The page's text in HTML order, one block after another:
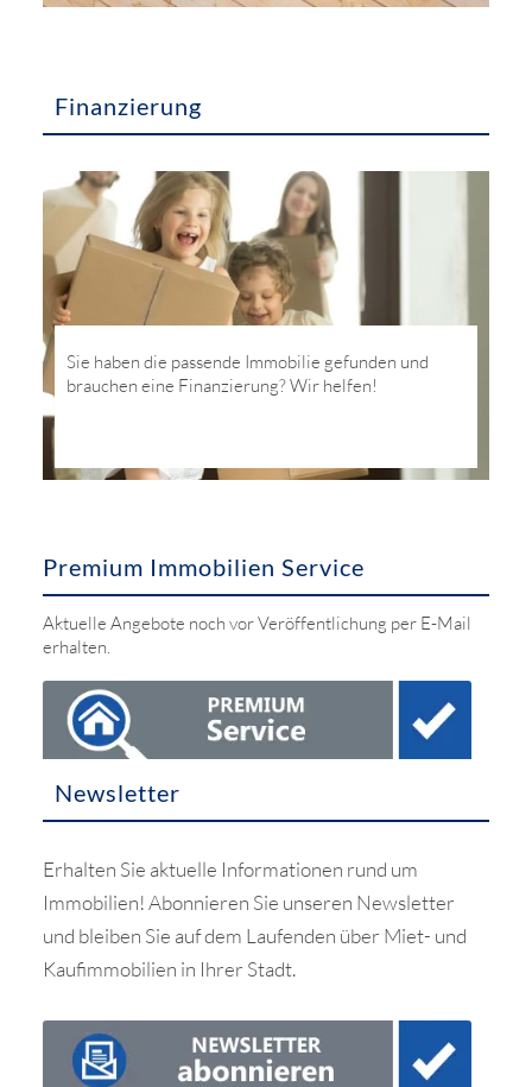
Finanzierung
Sie haben die passende Immobilie gefunden und
brauchen eine Finanzierung? Wir helfen!
Premium Immobilien Service
Aktuelle Angebote noch vor Veröffentlichung per E-Mail
erhalten.
Newsletter
Erhalten Sie aktuelle Informationen rund um
Immobilien! Abonnieren Sie unseren Newsletter
und bleiben Sie auf dem Laufenden über Miet- und
Kaufimmobilien in Ihrer Stadt.